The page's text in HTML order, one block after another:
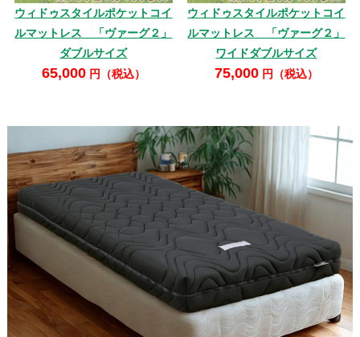
ウィドゥスタイルポケットコイ
ルマットレス 「ヴァーグ２」
ダブルサイズ
65,000円（税込）
ウィドゥスタイルポケットコイ
ルマットレス 「ヴァーグ２」
ワイドダブルサイズ
75,000円（税込）